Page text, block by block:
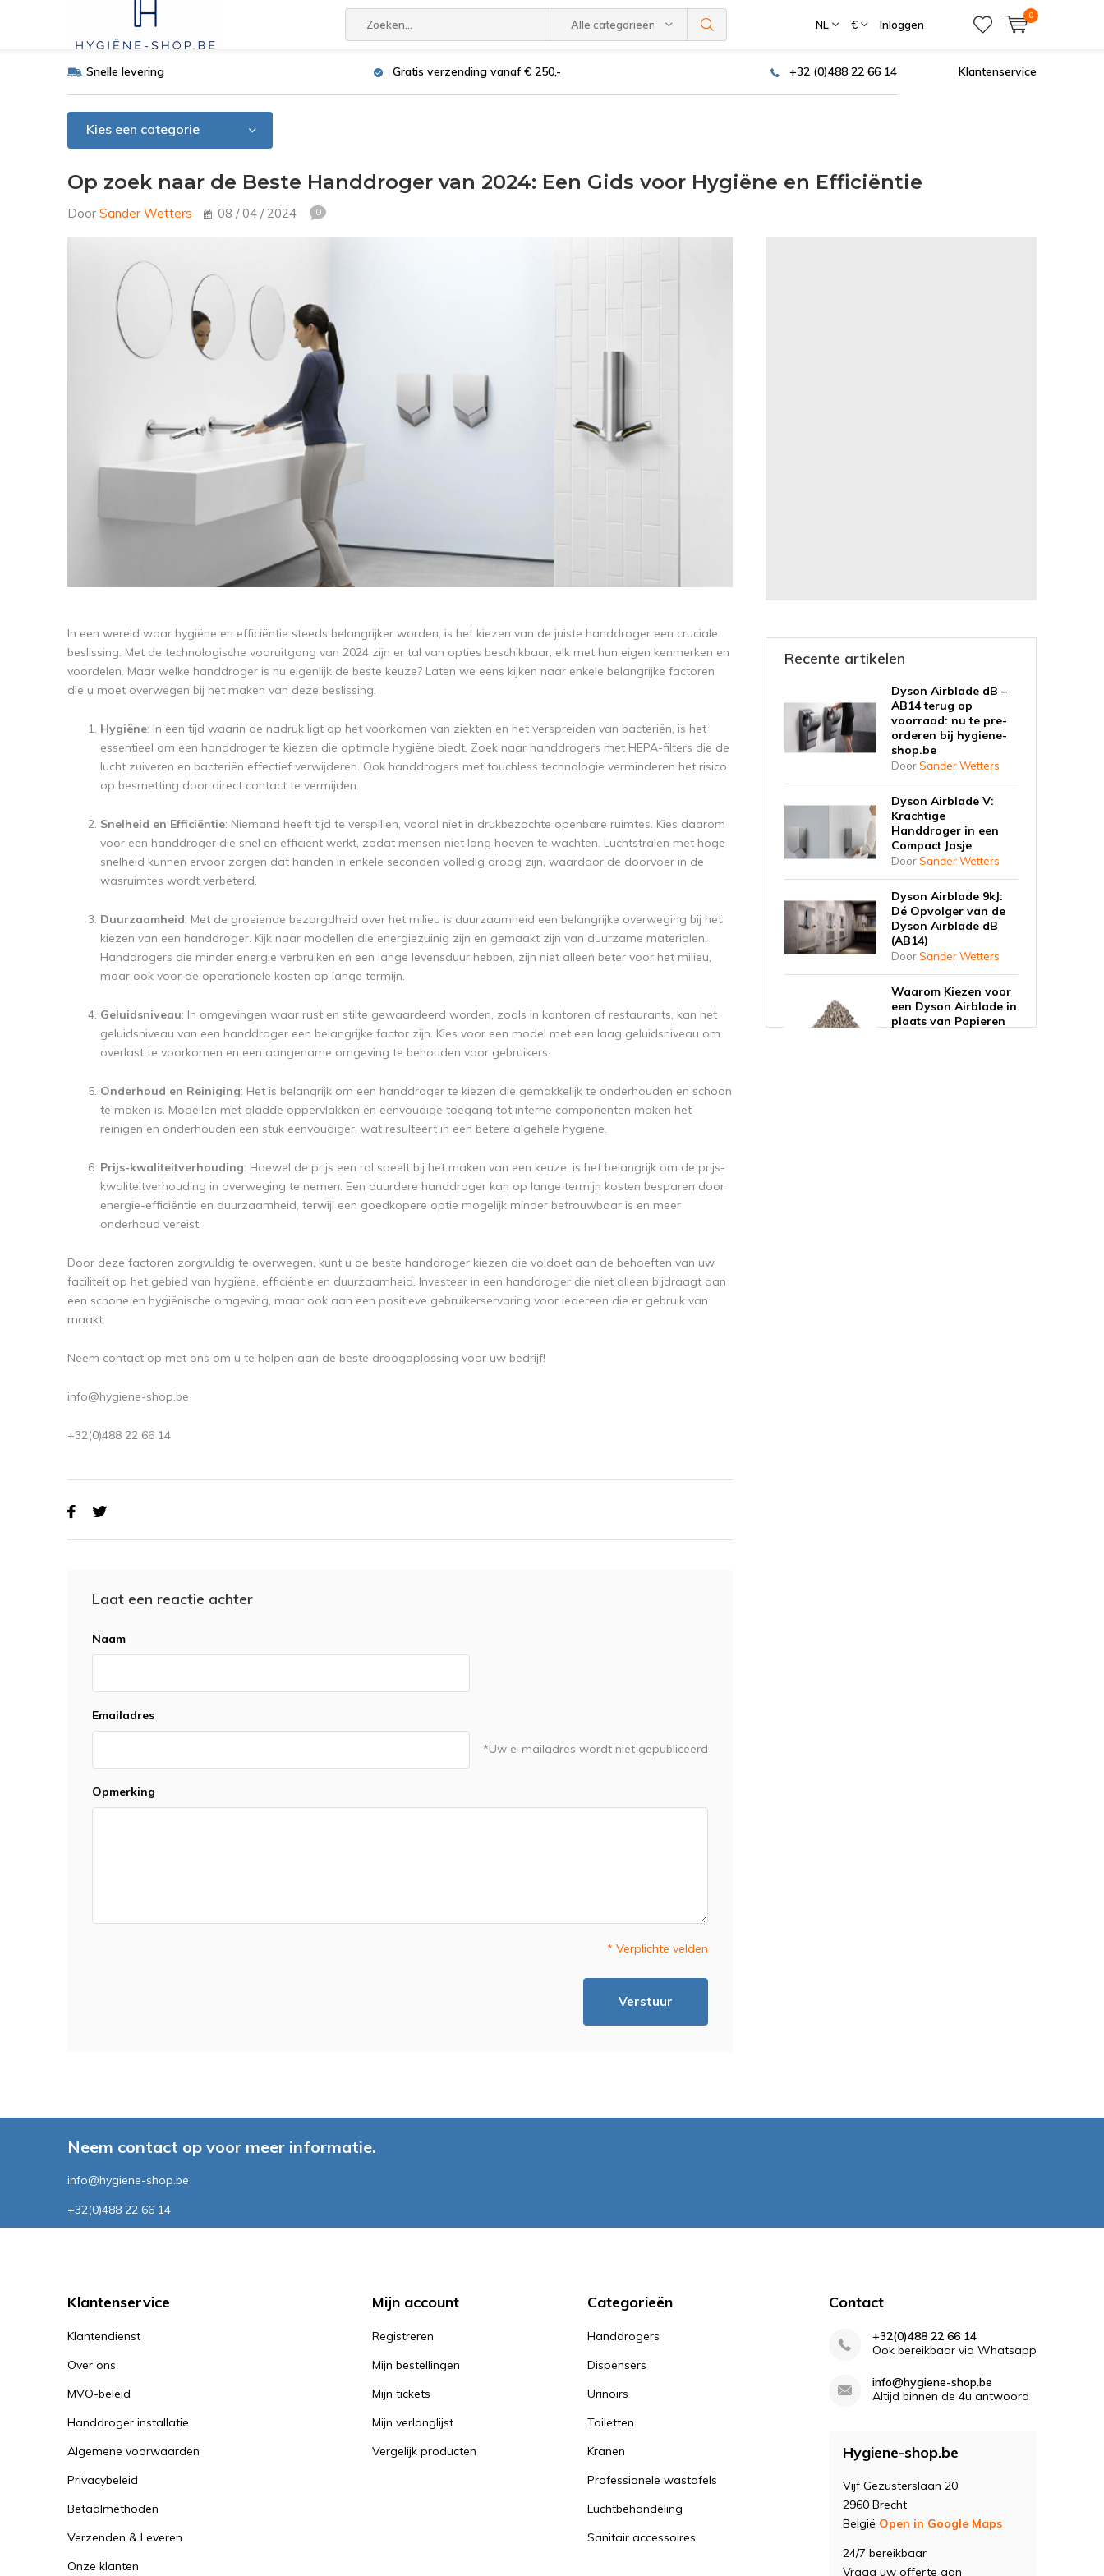
Alle categorieën NL € Inloggen
0
Snelle levering Gratis verzending vanaf € 250,- +32 (0)488 22 66 14 Klantenservice
Kies een categorie
Op zoek naar de Beste Handdroger van 2024: Een Gids voor Hygiëne en Efficiëntie
Door Sander Wetters 08 / 04 / 2024 0
In een wereld waar hygiëne en efficiëntie steeds belangrijker worden, is het kiezen van de juiste handdroger een cruciale
beslissing. Met de technologische vooruitgang van 2024 zijn er tal van opties beschikbaar, elk met hun eigen kenmerken en
voordelen. Maar welke handdroger is nu eigenlijk de beste keuze? Laten we eens kijken naar enkele belangrijke factoren
die u moet overwegen bij het maken van deze beslissing.
Hygiëne: In een tijd waarin de nadruk ligt op het voorkomen van ziekten en het verspreiden van bacteriën, is het
essentieel om een handdroger te kiezen die optimale hygiëne biedt. Zoek naar handdrogers met HEPA-filters die de
lucht zuiveren en bacteriën effectief verwijderen. Ook handdrogers met touchless technologie verminderen het risico
op besmetting door direct contact te vermijden.
Snelheid en Efficiëntie: Niemand heeft tijd te verspillen, vooral niet in drukbezochte openbare ruimtes. Kies daarom
voor een handdroger die snel en efficiënt werkt, zodat mensen niet lang hoeven te wachten. Luchtstralen met hoge
snelheid kunnen ervoor zorgen dat handen in enkele seconden volledig droog zijn, waardoor de doorvoer in de
wasruimtes wordt verbeterd.
Duurzaamheid: Met de groeiende bezorgdheid over het milieu is duurzaamheid een belangrijke overweging bij het
kiezen van een handdroger. Kijk naar modellen die energiezuinig zijn en gemaakt zijn van duurzame materialen.
Handdrogers die minder energie verbruiken en een lange levensduur hebben, zijn niet alleen beter voor het milieu,
maar ook voor de operationele kosten op lange termijn.
Geluidsniveau: In omgevingen waar rust en stilte gewaardeerd worden, zoals in kantoren of restaurants, kan het
geluidsniveau van een handdroger een belangrijke factor zijn. Kies voor een model met een laag geluidsniveau om
overlast te voorkomen en een aangename omgeving te behouden voor gebruikers.
Onderhoud en Reiniging: Het is belangrijk om een handdroger te kiezen die gemakkelijk te onderhouden en schoon
te maken is. Modellen met gladde oppervlakken en eenvoudige toegang tot interne componenten maken het
reinigen en onderhouden een stuk eenvoudiger, wat resulteert in een betere algehele hygiëne.
Prijs-kwaliteitverhouding: Hoewel de prijs een rol speelt bij het maken van een keuze, is het belangrijk om de prijs-
kwaliteitverhouding in overweging te nemen. Een duurdere handdroger kan op lange termijn kosten besparen door
energie-efficiëntie en duurzaamheid, terwijl een goedkopere optie mogelijk minder betrouwbaar is en meer
onderhoud vereist.
Door deze factoren zorgvuldig te overwegen, kunt u de beste handdroger kiezen die voldoet aan de behoeften van uw
faciliteit op het gebied van hygiëne, efficiëntie en duurzaamheid. Investeer in een handdroger die niet alleen bijdraagt aan
een schone en hygiënische omgeving, maar ook aan een positieve gebruikerservaring voor iedereen die er gebruik van
maakt.
Neem contact op met ons om u te helpen aan de beste droogoplossing voor uw bedrijf!
info@hygiene-shop.be
+32(0)488 22 66 14
Laat een reactie achter
Naam
Emailadres
*Uw e-mailadres wordt niet gepubliceerd
Opmerking
* Verplichte velden
Verstuur
Recente artikelen
Dyson Airblade dB –
AB14 terug op
voorraad: nu te pre-
orderen bij hygiene-
shop.be
DoorSander Wetters
Dyson Airblade V:
Krachtige
Handdroger in een
Compact Jasje
DoorSander Wetters
Dyson Airblade 9kJ:
Dé Opvolger van de
Dyson Airblade dB
(AB14)
DoorSander Wetters
Waarom Kiezen voor
een Dyson Airblade in
plaats van Papieren
Neem contact op voor meer informatie.
info@hygiene-shop.be
+32(0)488 22 66 14
Klantenservice
Klantendienst
Over ons
MVO-beleid
Handdroger installatie
Algemene voorwaarden
Privacybeleid
Betaalmethoden
Verzenden & Leveren
Onze klanten
Mijn account
Registreren
Mijn bestellingen
Mijn tickets
Mijn verlanglijst
Vergelijk producten
Categorieën
Handdrogers
Dispensers
Urinoirs
Toiletten
Kranen
Professionele wastafels
Luchtbehandeling
Sanitair accessoires
Contact
+32(0)488 22 66 14
Ook bereikbaar via Whatsapp
info@hygiene-shop.be
Altijd binnen de 4u antwoord
Hygiene-shop.be
Vijf Gezusterslaan 20
2960 Brecht
België Open in Google Maps
24/7 bereikbaar
Vraag uw offerte aan